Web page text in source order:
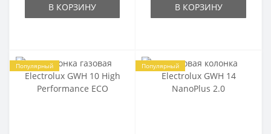
В КОРЗИНУ В КОРЗИНУ
Популярный Популярный